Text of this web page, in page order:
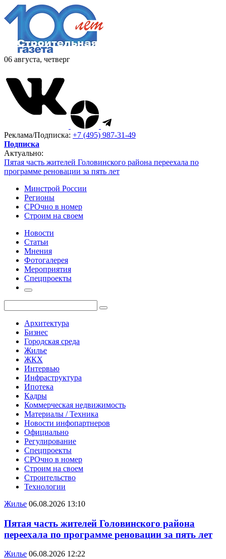
06 августа, четверг
Реклама/Подписка: +7 (495) 987-31-49
Подписка
Актуально:
Пятая часть жителей Головинского района переехала по
программе реновации за пять лет
Минстрой России
Регионы
СРОчно в номер
Строим на своем
Новости
Статьи
Мнения
Фотогалерея
Мероприятия
Спецпроекты
Архитектура
Бизнес
Городская среда
Жилье
ЖКХ
Интервью
Инфраструктура
Ипотека
Кадры
Коммерческая недвижимость
Материалы / Техника
Новости инфопартнеров
Официально
Регулирование
Спецпроекты
СРОчно в номер
Строим на своем
Строительство
Технологии
Жилье 06.08.2026 13:10
Пятая часть жителей Головинского района
переехала по программе реновации за пять лет
Жилье 06.08.2026 12:22